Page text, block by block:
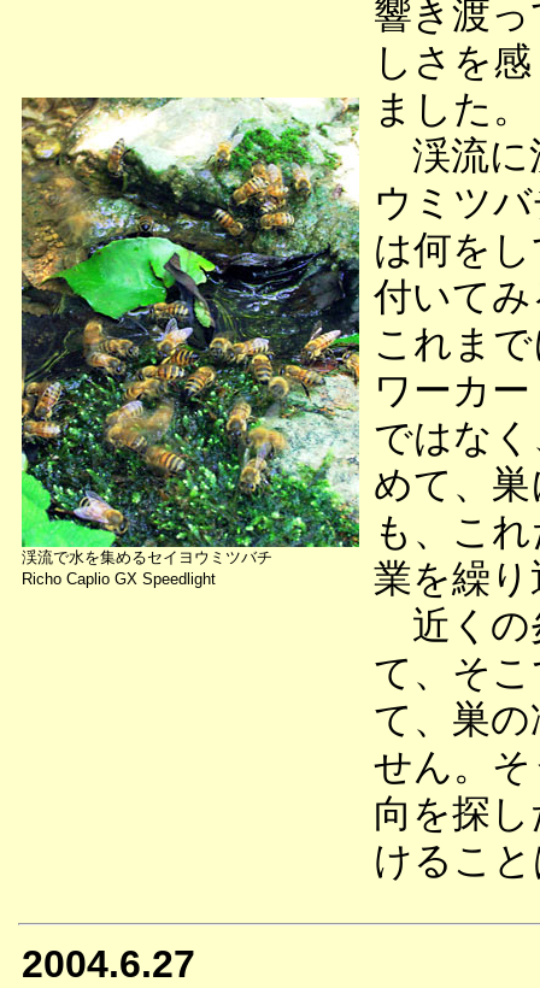
渓流で水を集めるセイヨウミツバチ
Richo Caplio GX Speedlight
響き渡
しさを
ました。
渓流に
ウミツ
は何を
付いて
これま
ワーカ
ではな
めて、
も、こ
業を繰
近くの
て、そ
て、巣
せん。
向を探
けるこ
2004.6.27